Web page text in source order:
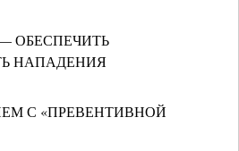
ОБЕСПЕЧИТЬ
НАПАДЕНИЯ
С «ПРЕВЕНТИВНОЙ